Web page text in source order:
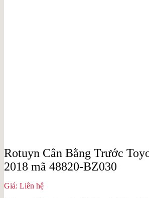
Rotuyn Cân Bằng Trước
2018 mã 48820-BZ030
Giá: Liên hệ